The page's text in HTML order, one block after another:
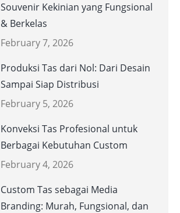
Souvenir Kekinian yang Fungsional
& Berkelas
February 7, 2026
Produksi Tas dari Nol: Dari Desain
Sampai Siap Distribusi
February 5, 2026
Konveksi Tas Profesional untuk
Berbagai Kebutuhan Custom
February 4, 2026
Custom Tas sebagai Media
Branding: Murah, Fungsional, dan